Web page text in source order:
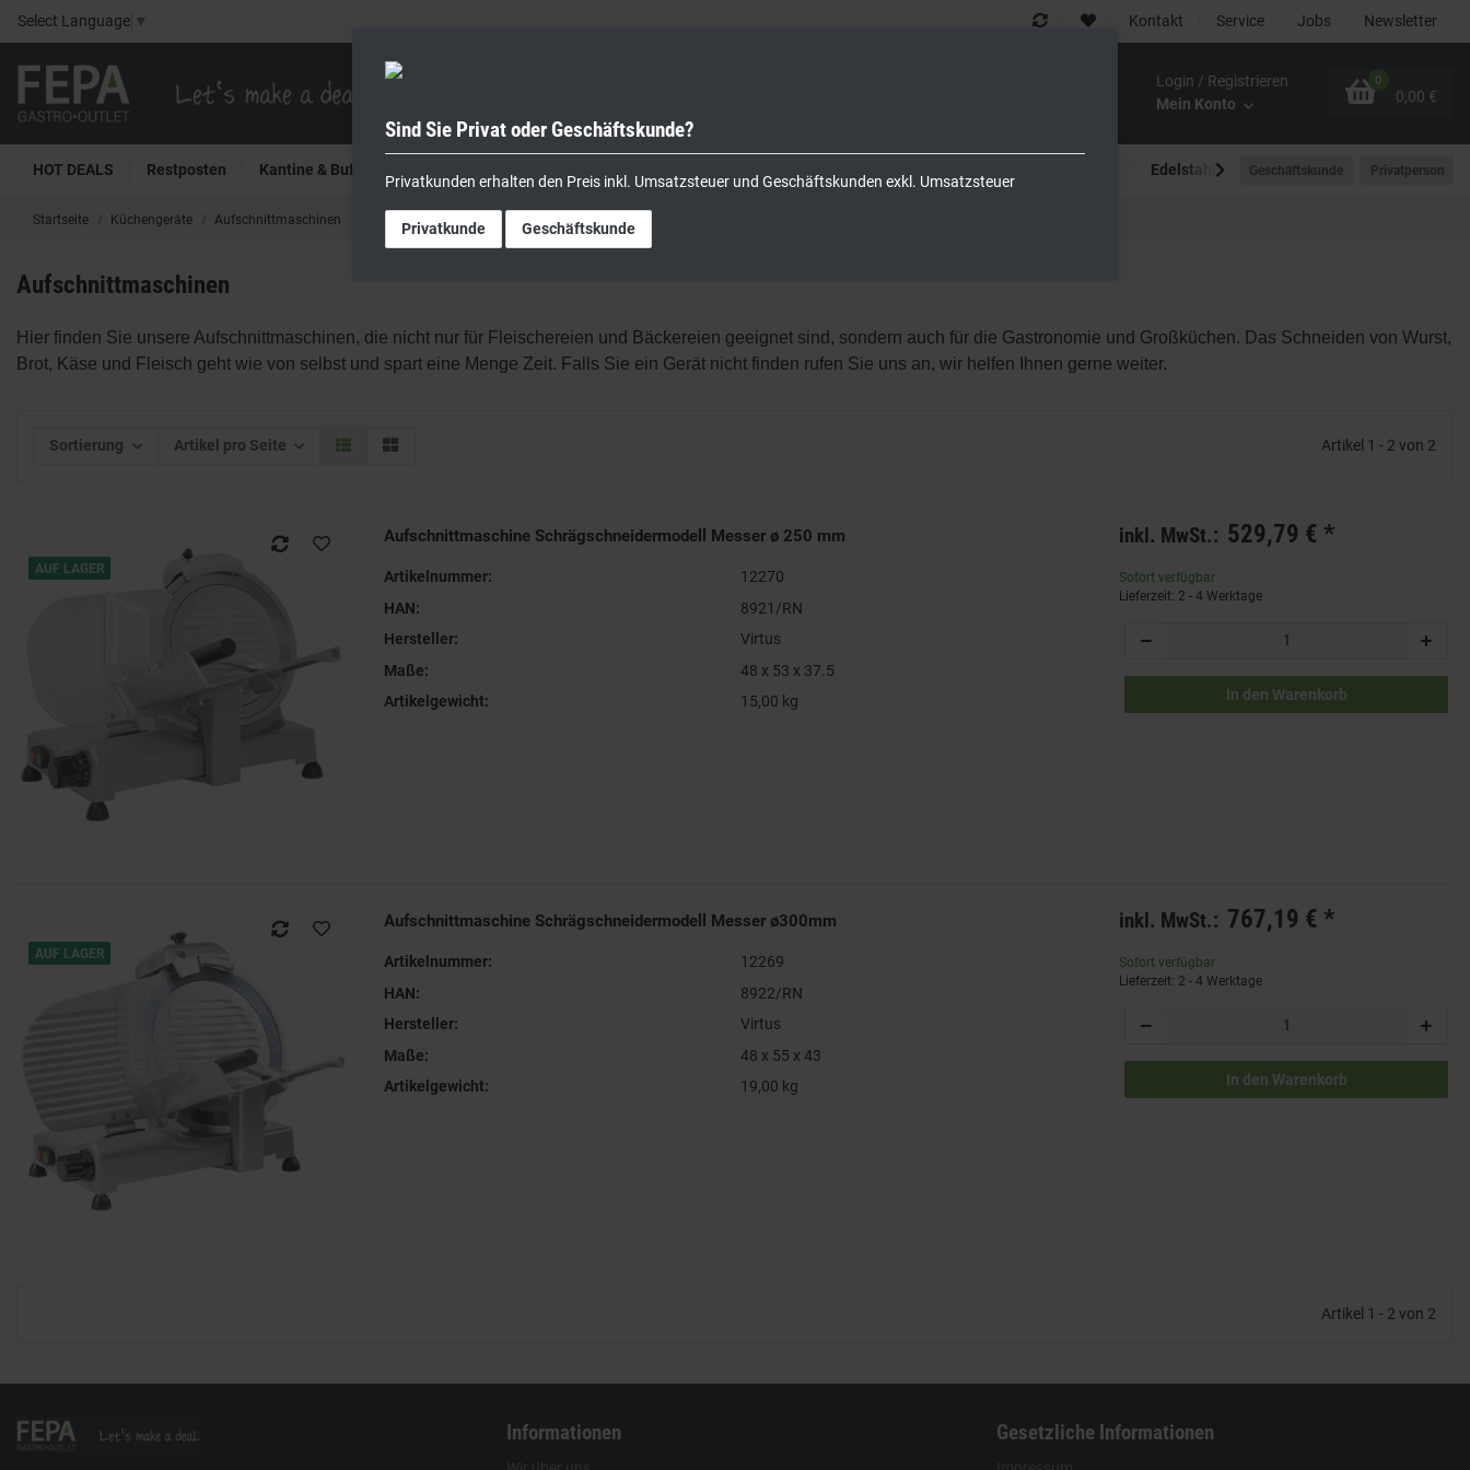
Select Language ▼ Kontakt Service Jobs Newsletter
Login / Registrieren
Mein Konto
0
0,00 €
HOT DEALS Restposten Kantine & Buffet Edelstahlmöbel Outdoor-Bereich
Geschäftskunde Privatperson
Startseite Küchengeräte Aufschnittmaschinen
Aufschnittmaschinen
Hier finden Sie unsere Aufschnittmaschinen, die nicht nur für Fleischereien und Bäckereien geeignet sind, sondern auch für die Gastronomie und Großküchen. Das Schneiden von Wurst,
Brot, Käse und Fleisch geht wie von selbst und spart eine Menge Zeit. Falls Sie ein Gerät nicht finden rufen Sie uns an, wir helfen Ihnen gerne weiter.
Sortierung Artikel pro Seite Artikel 1 - 2 von 2
AUF LAGER
Aufschnittmaschine Schrägschneidermodell Messer ø 250 mm
Artikelnummer:
12270
HAN:
8921/RN
Hersteller:
Virtus
Maße:
48 x 53 x 37.5
Artikelgewicht:
15,00 kg
inkl. MwSt.: 529,79 € *
Sofort verfügbar
Lieferzeit: 2 - 4 Werktage
In den Warenkorb
AUF LAGER
Aufschnittmaschine Schrägschneidermodell Messer ø300mm
Artikelnummer:
12269
HAN:
8922/RN
Hersteller:
Virtus
Maße:
48 x 55 x 43
Artikelgewicht:
19,00 kg
inkl. MwSt.: 767,19 € *
Sofort verfügbar
Lieferzeit: 2 - 4 Werktage
In den Warenkorb
Artikel 1 - 2 von 2
Informationen Gesetzliche Informationen
Sind Sie Privat oder Geschäftskunde?
Privatkunden erhalten den Preis inkl. Umsatzsteuer und Geschäftskunden exkl. Umsatzsteuer
Privatkunde Geschäftskunde